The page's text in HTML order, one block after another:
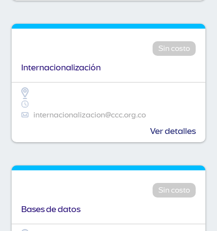
Sin costo
Internacionalización
internacionalizacion@ccc.org.co
Ver detalles
Sin costo
Bases de datos